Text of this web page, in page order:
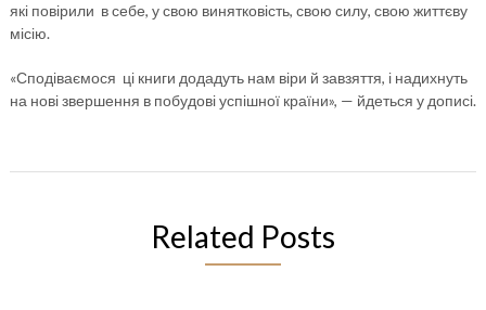
які повірили в себе, у свою винятковість, свою силу, свою життєву
місію.
«Сподіваємося ці книги додадуть нам віри й завзяття, і надихнуть
на нові звершення в побудові успішної країни», — йдеться у дописі.
Related Posts